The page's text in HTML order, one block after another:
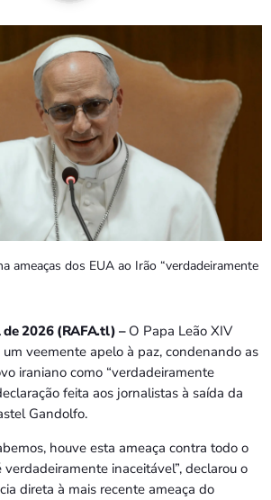
keyboard_arrow_down
RAFA
- 9:00 AM
RAFA
- 10:00 AM
ameaças dos EUA ao Irão “verdadeiramente
2026 (RAFA.tl) – O Papa Leão XIV
veemente apelo à paz, condenando as
iraniano como “verdadeiramente
feita aos jornalistas à saída da
Gandolfo.
houve esta ameaça contra todo o
verdadeiramente inaceitável”, declarou o
direta à mais recente ameaça do